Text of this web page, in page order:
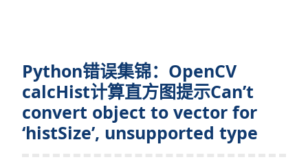
failed)
cn
==
1
OpenCV
calcHist()
计
算
直
Python错误集锦：OpenCV
calcHist计算直方图提示Can’t
convert object to vector for
‘histSize’, unsupported type